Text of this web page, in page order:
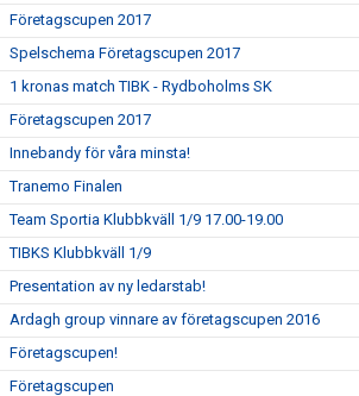
Företagscupen 2017
Spelschema Företagscupen 2017
1 kronas match TIBK - Rydboholms SK
Företagscupen 2017
Innebandy för våra minsta!
Tranemo Finalen
Team Sportia Klubbkväll 1/9 17.00-19.00
TIBKS Klubbkväll 1/9
Presentation av ny ledarstab!
Ardagh group vinnare av företagscupen 2016
Företagscupen!
Företagscupen